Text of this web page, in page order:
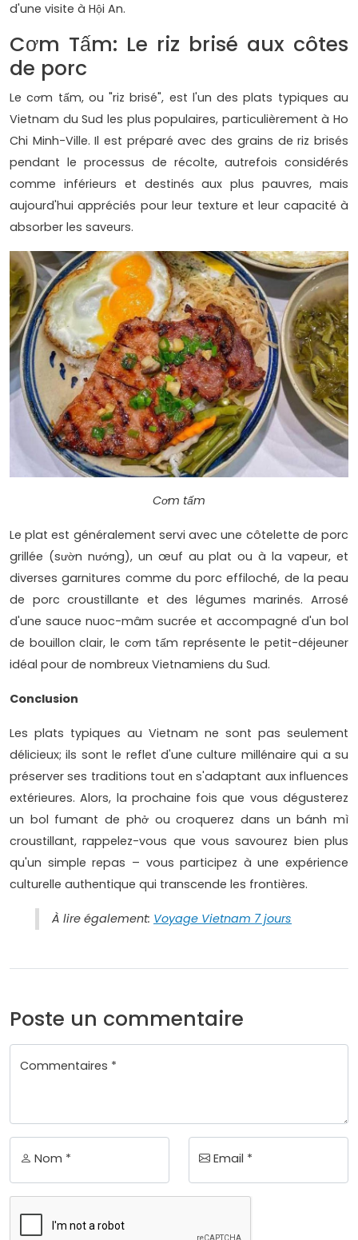
d'une visite à Hội An.
Cơm Tấm: Le riz brisé aux côtes
de porc
Le cơm tấm, ou "riz brisé", est l'un des plats typiques au
Vietnam du Sud les plus populaires, particulièrement à Ho
Chi Minh-Ville. Il est préparé avec des grains de riz brisés
pendant le processus de récolte, autrefois considérés
comme inférieurs et destinés aux plus pauvres, mais
aujourd'hui appréciés pour leur texture et leur capacité à
absorber les saveurs.
Cơm tấm
Le plat est généralement servi avec une côtelette de porc
grillée (sườn nướng), un œuf au plat ou à la vapeur, et
diverses garnitures comme du porc effiloché, de la peau
de porc croustillante et des légumes marinés. Arrosé
d'une sauce nuoc-mâm sucrée et accompagné d'un bol
de bouillon clair, le cơm tấm représente le petit-déjeuner
idéal pour de nombreux Vietnamiens du Sud.
Conclusion
Les plats typiques au Vietnam ne sont pas seulement
délicieux; ils sont le reflet d'une culture millénaire qui a su
préserver ses traditions tout en s'adaptant aux influences
extérieures. Alors, la prochaine fois que vous dégusterez
un bol fumant de phở ou croquerez dans un bánh mì
croustillant, rappelez-vous que vous savourez bien plus
qu'un simple repas – vous participez à une expérience
culturelle authentique qui transcende les frontières.
À lire également: Voyage Vietnam 7 jours
Poste un commentaire
Commentaires *
Nom * Email *